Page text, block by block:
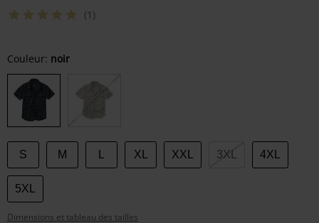
(1)
Choisissez
votre
taille
Couleur: noir
S M XL XXL 3XL 4XL
5XL
Dimensions et tableau des tailles